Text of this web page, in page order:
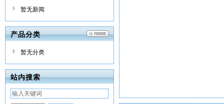
暂无新闻
产品分类
暂无分类
站内搜索